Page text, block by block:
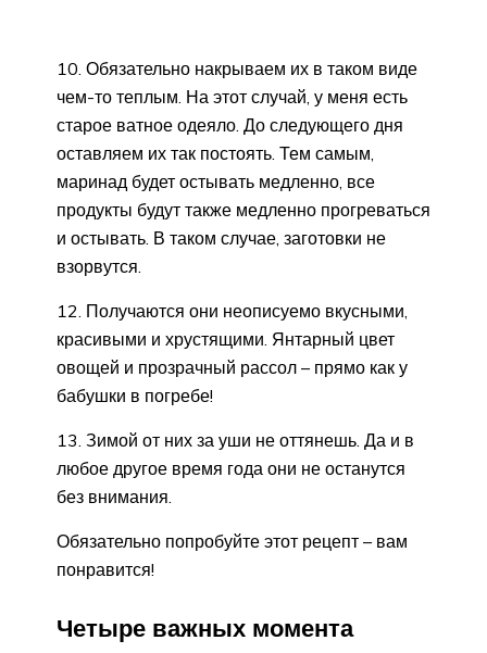
10. Обязательно накрываем их в таком виде
чем-то теплым. На этот случай, у меня есть
старое ватное одеяло. До следующего дня
оставляем их так постоять. Тем самым,
маринад будет остывать медленно, все
продукты будут также медленно прогреваться
и остывать. В таком случае, заготовки не
взорвутся.
12. Получаются они неописуемо вкусными,
красивыми и хрустящими. Янтарный цвет
овощей и прозрачный рассол – прямо как у
бабушки в погребе!
13. Зимой от них за уши не оттянешь. Да и в
любое другое время года они не останутся
без внимания.
Обязательно попробуйте этот рецепт – вам
понравится!
Четыре важных момента